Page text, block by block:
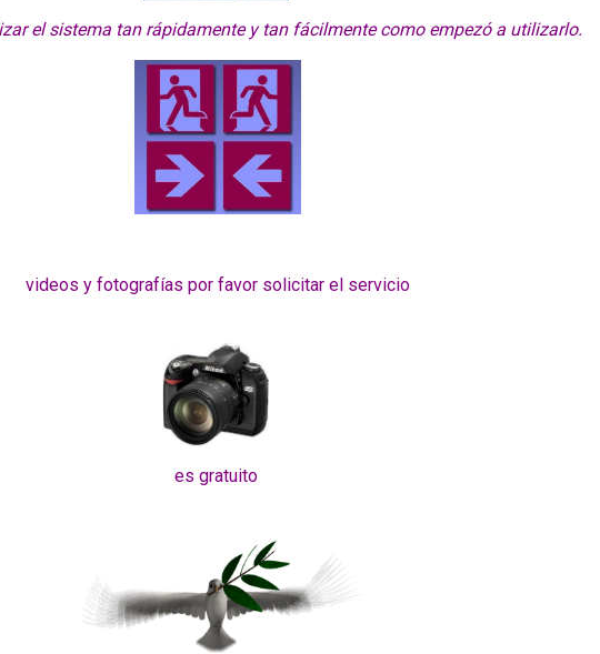
el sistema tan rápidamente y tan fácilmente como empezó a utilizarlo.
videos y fotografías por favor solicitar el servicio
es gratuito